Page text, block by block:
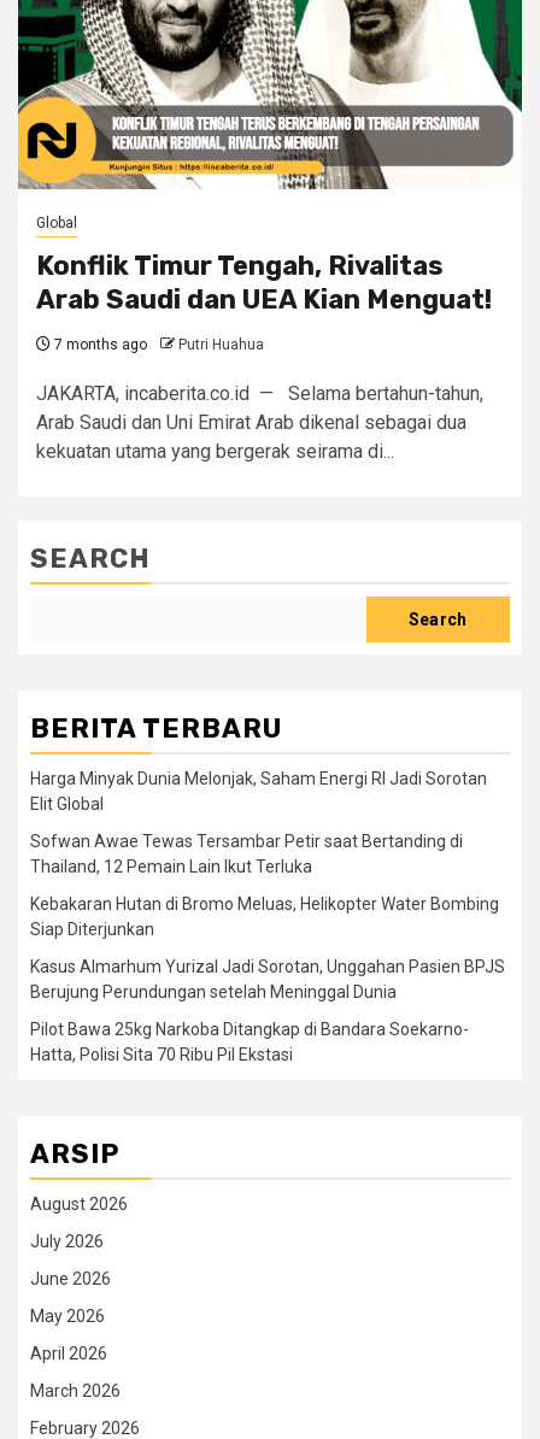
Global
Konflik Timur Tengah, Rivalitas
Arab Saudi dan UEA Kian Menguat!
7 months ago Putri Huahua
JAKARTA, incaberita.co.id — Selama bertahun-tahun,
Arab Saudi dan Uni Emirat Arab dikenal sebagai dua
kekuatan utama yang bergerak seirama di...
SEARCH
Search
BERITA TERBARU
Harga Minyak Dunia Melonjak, Saham Energi RI Jadi Sorotan
Elit Global
Sofwan Awae Tewas Tersambar Petir saat Bertanding di
Thailand, 12 Pemain Lain Ikut Terluka
Kebakaran Hutan di Bromo Meluas, Helikopter Water Bombing
Siap Diterjunkan
Kasus Almarhum Yurizal Jadi Sorotan, Unggahan Pasien BPJS
Berujung Perundungan setelah Meninggal Dunia
Pilot Bawa 25kg Narkoba Ditangkap di Bandara Soekarno-
Hatta, Polisi Sita 70 Ribu Pil Ekstasi
ARSIP
August 2026
July 2026
June 2026
May 2026
April 2026
March 2026
February 2026